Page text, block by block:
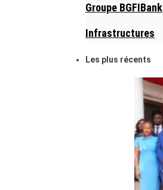
Groupe BGFIBank
Infrastructures
Les plus récents